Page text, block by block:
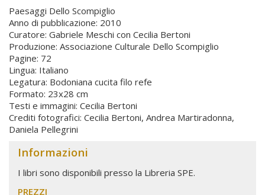
Paesaggi Dello Scompiglio
Anno di pubblicazione: 2010
Curatore: Gabriele Meschi con Cecilia Bertoni
Produzione: Associazione Culturale Dello Scompiglio
Pagine: 72
Lingua: Italiano
Legatura: Bodoniana cucita filo refe
Formato: 23x28 cm
Testi e immagini: Cecilia Bertoni
Crediti fotografici: Cecilia Bertoni, Andrea Martiradonna,
Daniela Pellegrini
Informazioni
I libri sono disponibili presso la Libreria SPE.
PREZZI